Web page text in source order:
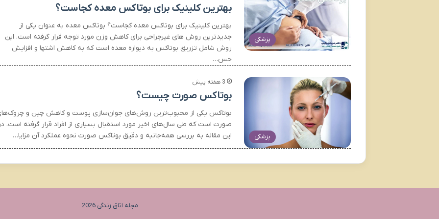
پزشکی
بهترین کلینیک برای بوتاکس معده کجاست؟
بهترین کلینیک برای بوتاکس معده کجاست؟ بوتاکس معده به عنوان یکی از
جدیدترین روش های غیرجراحی برای کاهش وزن مورد توجه قرار گرفته است. این
روش شامل تزریق بوتاکس به دیواره معده است که به کاهش اشتها و افزایش
حس…
پزشکی
3 هفته پیش
بوتاکس صورت چیست؟
بوتاکس یکی از محبوب‌ترین روش‌های جوان‌سازی پوست و کاهش چین و
صورت است که طی سال‌های اخیر مورد استقبال بسیاری از افراد قرار گرفته است.
این مقاله به بررسی همه‌جانبه و دقیق بوتاکس صورت نحوه عملکرد آن مزایا…
مجله اتاق زندگی 2026